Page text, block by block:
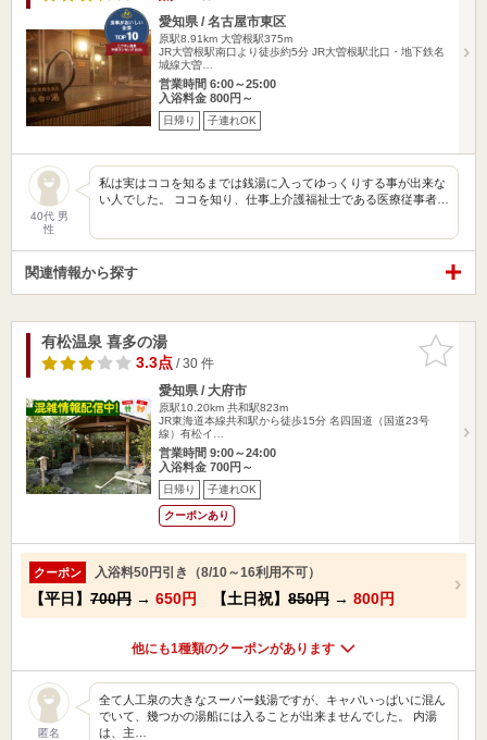
愛知県 / 名古屋市東区
原駅8.91km 大曽根駅375m
JR大曽根駅南口より徒歩約5分 JR大曽根駅北口・地下鉄名
城線大曽…
営業時間 6:00～25:00
入浴料金 800円～
日帰り 子連れOK
40代 男
性
私は実はココを知るまでは銭湯に入ってゆっくりする事が出来な
い人でした。 ココを知り、仕事上介護福祉士である医療従事者…
関連情報から探す
お気に入
りに追加
有松温泉 喜多の湯
3.3点/ 30 件
愛知県 / 大府市
原駅10.20km 共和駅823m
JR東海道本線共和駅から徒歩15分 名四国道（国道23号
線）有松イ…
営業時間 9:00～24:00
入浴料金 700円～
日帰り 子連れOK
クーポンあり
クーポン 入浴料50円引き（8/10～16利用不可）
【平日】 700円 → 650円 【土日祝】 850円 → 800円
他にも1種類のクーポンがあります
匿名
全て人工泉の大きなスーパー銭湯ですが、キャパいっぱいに混ん
でいて、幾つかの湯船には入ることが出来ませんでした。 内湯
は、主…